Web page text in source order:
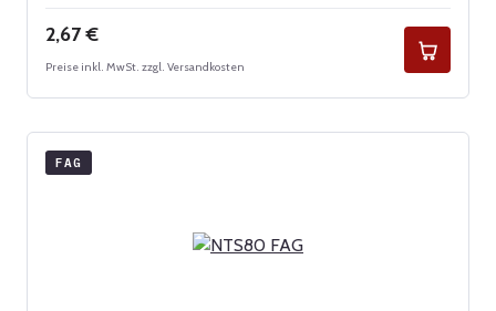
Regulärer Preis:
2,67 €
Preise inkl. MwSt. zzgl. Versandkosten
FAG